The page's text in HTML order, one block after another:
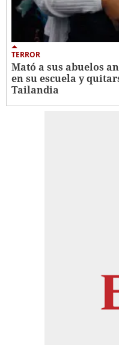
TERROR
Mató a sus abuelos
en su escuela y
Tailandia